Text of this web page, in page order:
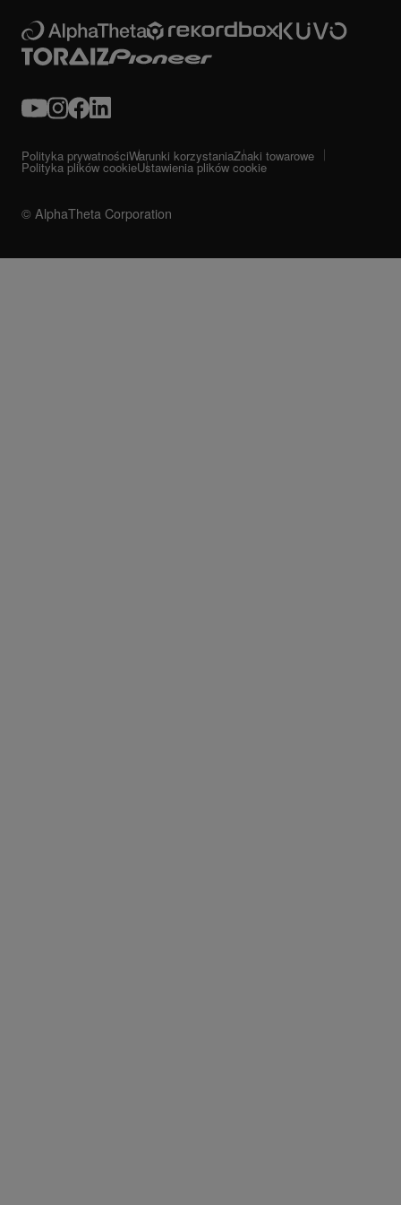
© AlphaTheta Corporation
Polityka prywatnościWarunki korzystaniaZnaki towarowe
Polityka plików cookieUstawienia plików cookie